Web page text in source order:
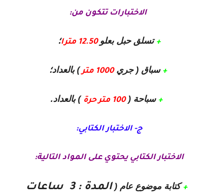
الاختبارات تتكون من:
+تسلق حبل بعلو 12.50 مترا ؛
+ سباق ( جري1000 متر ) بالعداد؛
+ سباحة (100 متر حرة ) بالعداد.
ج- الاختبار الكتابي:
الاختبار الكتابي يحتوي على المواد التالية:
+كتابة موضوع عام (
المدة : 3 ساعات